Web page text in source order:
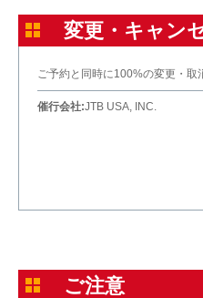
変更・キャン
ご予約と同時に100%の変更・取
催行会社:JTB USA, INC.
ご注意